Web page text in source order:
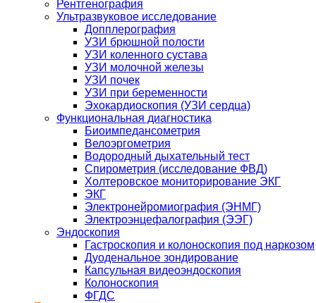
Рентгенография
Ультразвуковое исследование
Допплерография
УЗИ брюшной полости
УЗИ коленного сустава
УЗИ молочной железы
УЗИ почек
УЗИ при беременности
Эхокардиоскопия (УЗИ сердца)
Функциональная диагностика
Биоимпедансометрия
Велоэргометрия
Водородный дыхательный тест
Спирометрия (исследование ФВД)
Холтеровское мониторирование ЭКГ
ЭКГ
Электронейромиография (ЭНМГ)
Электроэнцефалография (ЭЭГ)
Эндоскопия
Гастроскопия и колоноскопия под наркозом
Дуоденальное зондирование
Капсульная видеоэндоскопия
Колоноскопия
ФГДС